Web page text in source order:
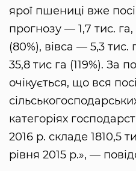
ярої пшениці вже
прогнозу — 1,7 тис.
(80%), вівса — 5,3 тис.
35,8 тис га (119%). За
очікується, що вся
категоріях
2016 р. складе 1810,5
рівня 2015 р.», —